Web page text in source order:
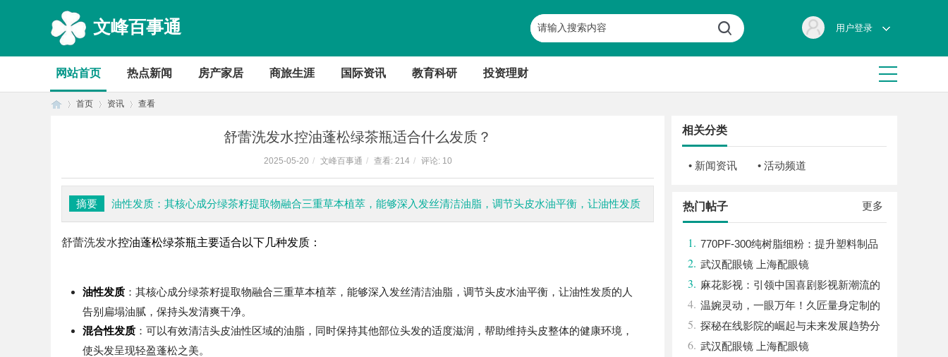
文峰百事通 用户登录
网站首页 热点新闻 房产家居 商旅生涯 国际资讯 教育科研 投资理财
首页 资讯 查看
舒蕾洗发水控油蓬松绿茶瓶适合什么发质？
2025-05-20 / 文峰百事通 / 查看: 214 / 评论: 10
摘要 油性发质：其核心成分绿茶籽提取物融合三重草本植萃，能够深入发丝清洁油脂，调节头皮水油平衡，让油性发质
舒蕾洗发水控油蓬松绿茶瓶主要适合以下几种发质：
油性发质 ：其核心成分绿茶籽提取物融合三重草本植萃，能够深入发丝清洁油脂，调节头皮水油平衡，让油性发质的人
告别扁塌油腻，保持头发清爽干净。
混合性发质 ：可以有效清洁头皮油性区域的油脂，同时保持其他部位头发的适度滋润，帮助维持头皮整体的健康环境，
使头发呈现轻盈蓬松之美。
相关分类
• 新闻资讯 • 活动频道
更多
热门帖子
1. 770PF-300纯树脂细粉：提升塑料制品
性能的新选择
2. 武汉配眼镜 上海配眼镜
3. 麻花影视：引领中国喜剧影视新潮流的
创新力量
4. 温婉灵动，一眼万年！久匠量身定制的
眉眼唇，才是你整张脸的点睛之笔！淡颜系
女生的气质加分项
5. 探秘在线影院的崛起与未来发展趋势分
析
6. 武汉配眼镜 上海配眼镜